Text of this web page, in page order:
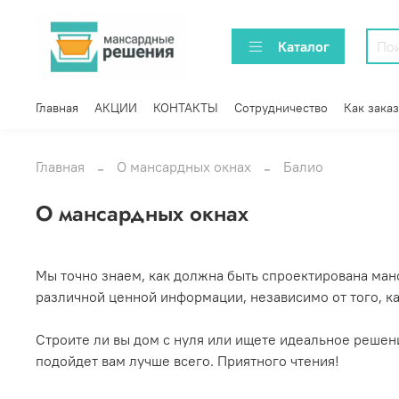
Каталог
Главная АКЦИИ КОНТАКТЫ Сотрудничество Как
Главная О мансардных окнах Балио
О мансардных окнах
Мы точно знаем, как должна быть спроектирована
различной ценной информации, независимо от того,
Строите ли вы дом с нуля или ищете идеальное
подойдет вам лучше всего. Приятного чтения!